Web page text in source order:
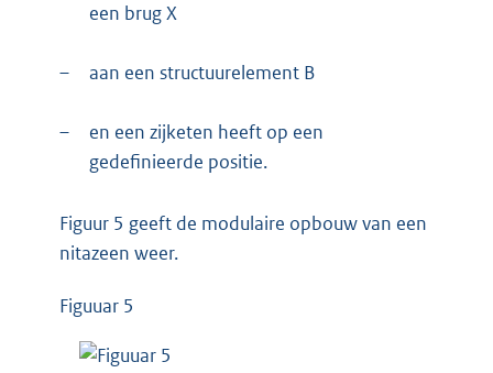
een brug X
– aan een structuurelement B
–
en een zijketen heeft op een
gedefinieerde positie.
Figuur 5 geeft de modulaire opbouw van een
nitazeen weer.
Figuuar 5